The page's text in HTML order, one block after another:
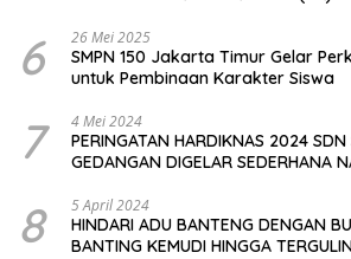
6 26 Mei 2025
SMPN 150 Jakarta Timur Gelar
untuk Pembinaan Karakter Siswa
7 4 Mei 2024
PERINGATAN HARDIKNAS 2024 SDN
GEDANGAN DIGELAR SEDERHANA
8 5 April 2024
HINDARI ADU BANTENG DENGAN
BANTING KEMUDI HINGGA